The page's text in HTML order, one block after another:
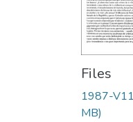
Files
1987-
MB)